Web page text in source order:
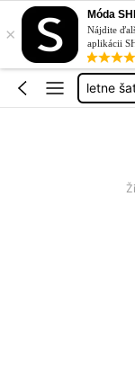
×
Móda
Nájdite
aplikácii
squishy
cherry
letne
plavky